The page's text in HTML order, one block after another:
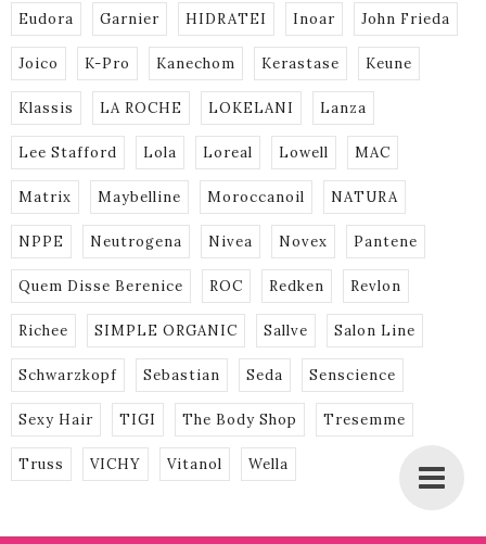
Eudora Garnier HIDRATEI Inoar John Frieda
Joico K-Pro Kanechom Kerastase Keune
Klassis LA ROCHE LOKELANI Lanza
Lee Stafford Lola Loreal Lowell MAC
Matrix Maybelline Moroccanoil NATURA
NPPE Neutrogena Nivea Novex Pantene
Quem Disse Berenice ROC Redken Revlon
Richee SIMPLE ORGANIC Sallve Salon Line
Schwarzkopf Sebastian Seda Senscience
Sexy Hair TIGI The Body Shop Tresemme
Truss VICHY Vitanol Wella